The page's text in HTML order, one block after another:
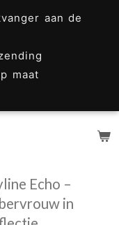
aan de
maat
Echo –
in